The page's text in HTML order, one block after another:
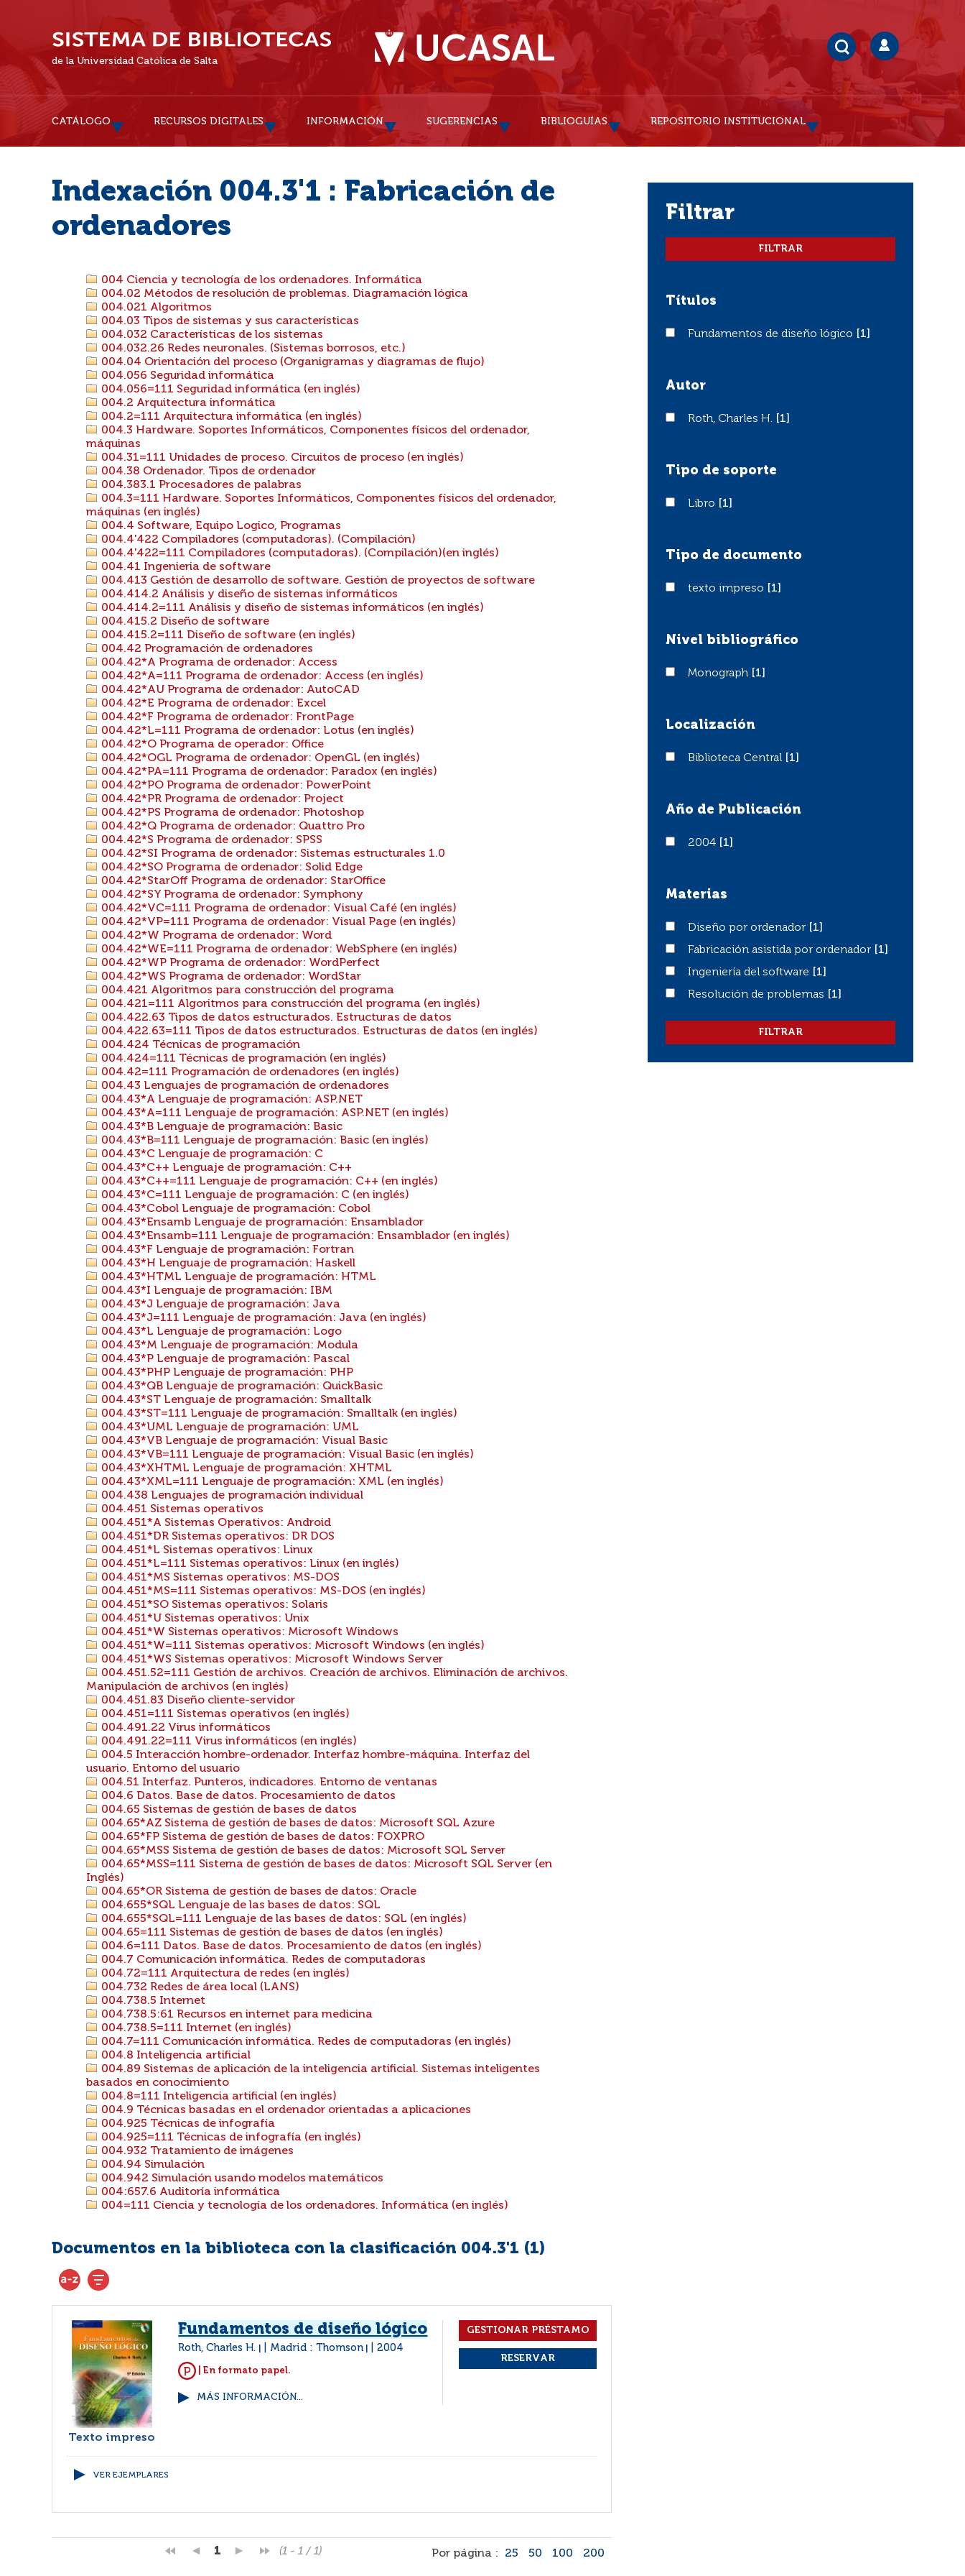
de la Universidad Católica de Salta
CATÁLOGO RECURSOS DIGITALES INFORMACIÓN SUGERENCIAS BIBLIOGUÍAS REPOSITORIO INSTITUCIONAL
Indexación 004.3'1 : Fabricación de
ordenadores
004 Ciencia y tecnología de los ordenadores. Informática
004.02 Métodos de resolución de problemas. Diagramación lógica
004.021 Algoritmos
004.03 Tipos de sistemas y sus características
004.032 Características de los sistemas
004.032.26 Redes neuronales. (Sistemas borrosos, etc.)
004.04 Orientación del proceso (Organigramas y diagramas de flujo)
004.056 Seguridad informática
004.056=111 Seguridad informática (en inglés)
004.2 Arquitectura informática
004.2=111 Arquitectura informática (en inglés)
004.3 Hardware. Soportes Informáticos, Componentes físicos del ordenador,
máquinas
004.31=111 Unidades de proceso. Circuitos de proceso (en inglés)
004.38 Ordenador. Tipos de ordenador
004.383.1 Procesadores de palabras
004.3=111 Hardware. Soportes Informáticos, Componentes físicos del ordenador,
máquinas (en inglés)
004.4 Software, Equipo Logico, Programas
004.4'422 Compiladores (computadoras). (Compilación)
004.4'422=111 Compiladores (computadoras). (Compilación)(en inglés)
004.41 Ingenieria de software
004.413 Gestión de desarrollo de software. Gestión de proyectos de software
004.414.2 Análisis y diseño de sistemas informáticos
004.414.2=111 Análisis y diseño de sistemas informáticos (en inglés)
004.415.2 Diseño de software
004.415.2=111 Diseño de software (en inglés)
004.42 Programación de ordenadores
004.42*A Programa de ordenador: Access
004.42*A=111 Programa de ordenador: Access (en inglés)
004.42*AU Programa de ordenador: AutoCAD
004.42*E Programa de ordenador: Excel
004.42*F Programa de ordenador: FrontPage
004.42*L=111 Programa de ordenador: Lotus (en inglés)
004.42*O Programa de operador: Office
004.42*OGL Programa de ordenador: OpenGL (en inglés)
004.42*PA=111 Programa de ordenador: Paradox (en inglés)
004.42*PO Programa de ordenador: PowerPoint
004.42*PR Programa de ordenador: Project
004.42*PS Programa de ordenador: Photoshop
004.42*Q Programa de ordenador: Quattro Pro
004.42*S Programa de ordenador: SPSS
004.42*SI Programa de ordenador: Sistemas estructurales 1.0
004.42*SO Programa de ordenador: Solid Edge
004.42*StarOff Programa de ordenador: StarOffice
004.42*SY Programa de ordenador: Symphony
004.42*VC=111 Programa de ordenador: Visual Café (en inglés)
004.42*VP=111 Programa de ordenador: Visual Page (en inglés)
004.42*W Programa de ordenador: Word
004.42*WE=111 Programa de ordenador: WebSphere (en inglés)
004.42*WP Programa de ordenador: WordPerfect
004.42*WS Programa de ordenador: WordStar
004.421 Algoritmos para construcción del programa
004.421=111 Algoritmos para construcción del programa (en inglés)
004.422.63 Tipos de datos estructurados. Estructuras de datos
004.422.63=111 Tipos de datos estructurados. Estructuras de datos (en inglés)
004.424 Técnicas de programación
004.424=111 Técnicas de programación (en inglés)
004.42=111 Programación de ordenadores (en inglés)
004.43 Lenguajes de programación de ordenadores
004.43*A Lenguaje de programación: ASP.NET
004.43*A=111 Lenguaje de programación: ASP.NET (en inglés)
004.43*B Lenguaje de programación: Basic
004.43*B=111 Lenguaje de programación: Basic (en inglés)
004.43*C Lenguaje de programación: C
004.43*C++ Lenguaje de programación: C++
004.43*C++=111 Lenguaje de programación: C++ (en inglés)
004.43*C=111 Lenguaje de programación: C (en inglés)
004.43*Cobol Lenguaje de programación: Cobol
004.43*Ensamb Lenguaje de programación: Ensamblador
004.43*Ensamb=111 Lenguaje de programación: Ensamblador (en inglés)
004.43*F Lenguaje de programación: Fortran
004.43*H Lenguaje de programación: Haskell
004.43*HTML Lenguaje de programación: HTML
004.43*I Lenguaje de programación: IBM
004.43*J Lenguaje de programación: Java
004.43*J=111 Lenguaje de programación: Java (en inglés)
004.43*L Lenguaje de programación: Logo
004.43*M Lenguaje de programación: Modula
004.43*P Lenguaje de programación: Pascal
004.43*PHP Lenguaje de programación: PHP
004.43*QB Lenguaje de programación: QuickBasic
004.43*ST Lenguaje de programación: Smalltalk
004.43*ST=111 Lenguaje de programación: Smalltalk (en inglés)
004.43*UML Lenguaje de programación: UML
004.43*VB Lenguaje de programación: Visual Basic
004.43*VB=111 Lenguaje de programación: Visual Basic (en inglés)
004.43*XHTML Lenguaje de programación: XHTML
004.43*XML=111 Lenguaje de programación: XML (en inglés)
004.438 Lenguajes de programación individual
004.451 Sistemas operativos
004.451*A Sistemas Operativos: Android
004.451*DR Sistemas operativos: DR DOS
004.451*L Sistemas operativos: Linux
004.451*L=111 Sistemas operativos: Linux (en inglés)
004.451*MS Sistemas operativos: MS-DOS
004.451*MS=111 Sistemas operativos: MS-DOS (en inglés)
004.451*SO Sistemas operativos: Solaris
004.451*U Sistemas operativos: Unix
004.451*W Sistemas operativos: Microsoft Windows
004.451*W=111 Sistemas operativos: Microsoft Windows (en inglés)
004.451*WS Sistemas operativos: Microsoft Windows Server
004.451.52=111 Gestión de archivos. Creación de archivos. Eliminación de archivos.
Manipulación de archivos (en inglés)
004.451.83 Diseño cliente-servidor
004.451=111 Sistemas operativos (en inglés)
004.491.22 Virus informáticos
004.491.22=111 Virus informáticos (en inglés)
004.5 Interacción hombre-ordenador. Interfaz hombre-máquina. Interfaz del
usuario. Entorno del usuario
004.51 Interfaz. Punteros, indicadores. Entorno de ventanas
004.6 Datos. Base de datos. Procesamiento de datos
004.65 Sistemas de gestión de bases de datos
004.65*AZ Sistema de gestión de bases de datos: Microsoft SQL Azure
004.65*FP Sistema de gestión de bases de datos: FOXPRO
004.65*MSS Sistema de gestión de bases de datos: Microsoft SQL Server
004.65*MSS=111 Sistema de gestión de bases de datos: Microsoft SQL Server (en
Inglés)
004.65*OR Sistema de gestión de bases de datos: Oracle
004.655*SQL Lenguaje de las bases de datos: SQL
004.655*SQL=111 Lenguaje de las bases de datos: SQL (en inglés)
004.65=111 Sistemas de gestión de bases de datos (en inglés)
004.6=111 Datos. Base de datos. Procesamiento de datos (en inglés)
004.7 Comunicación informática. Redes de computadoras
004.72=111 Arquitectura de redes (en inglés)
004.732 Redes de área local (LANS)
004.738.5 Internet
004.738.5:61 Recursos en internet para medicina
004.738.5=111 Internet (en inglés)
004.7=111 Comunicación informática. Redes de computadoras (en inglés)
004.8 Inteligencia artificial
004.89 Sistemas de aplicación de la inteligencia artificial. Sistemas inteligentes
basados en conocimiento
004.8=111 Inteligencia artificial (en inglés)
004.9 Técnicas basadas en el ordenador orientadas a aplicaciones
004.925 Técnicas de infografía
004.925=111 Técnicas de infografía (en inglés)
004.932 Tratamiento de imágenes
004.94 Simulación
004.942 Simulación usando modelos matemáticos
004:657.6 Auditoría informática
004=111 Ciencia y tecnología de los ordenadores. Informática (en inglés)
Documentos en la biblioteca con la clasificación 004.3'1 (1)
Texto impreso
Fundamentos de diseño lógico
Roth, Charles H. Madrid : Thomson 2004
| En formato papel.
MÁS INFORMACIÓN...
VER EJEMPLARES
1 (1 - 1 / 1) Por página : 25 50 100 200
filtrar
Títulos
Fundamentos de diseño lógico
Fundamentos de diseño lógico [1]
Autor
Roth, Charles H.
Roth, Charles H. [1]
Tipo de soporte
LibroLibro [1]
Tipo de documento
texto impreso
texto impreso [1]
Nivel bibliográfico
Monograph
Monograph [1]
Localización
Biblioteca Central
Biblioteca Central [1]
Año de Publicación
20042004 [1]
Materias
Diseño por ordenador
Diseño por ordenador
[1]
Fabricación asistida por ordenador
Fabricación asistida por ordenador
[1]
Ingeniería del software
Ingeniería del software
[1]
Resolución de problemas
Resolución de problemas [1]